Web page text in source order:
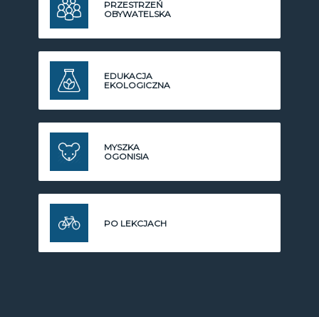
PRZESTRZEŃ
OBYWATELSKA
EDUKACJA
EKOLOGICZNA
MYSZKA
OGONISIA
PO LEKCJACH